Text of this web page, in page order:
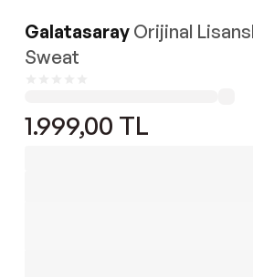
Galatasaray Orijinal
Sweat
1.999,00 TL